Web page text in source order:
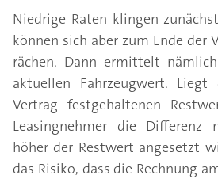
Niedrige Raten klingen
können sich aber zum Ende der
rächen. Dann ermittelt
aktuellen Fahrzeugwert.
Vertrag festgehaltenen
Leasingnehmer die Differenz
höher der Restwert angesetzt
das Risiko, dass die Rechnung